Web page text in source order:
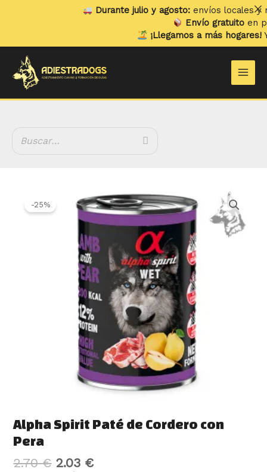
-25%
Alpha Spirit Paté de Cordero con
Pera
2.70€
precio
original
2.70 €.
2.03 €
precio
actual
es:
2.03 €.
Durante julio y agosto:envíos locales y
Envío gratuitoen
¡Llegamos a más hogares!Ya